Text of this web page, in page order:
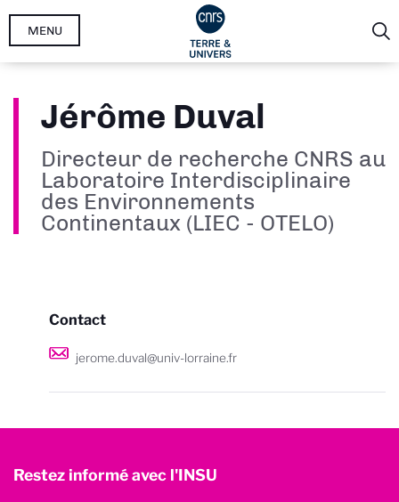
Aller
MENU
Jérôme Duval
Directeur de recherche CNRS au
Laboratoire Interdisciplinaire
des Environnements
Continentaux (LIEC - OTELO)
Contact
jerome.duval@univ-lorraine.fr
Restez informé avec l'INSU